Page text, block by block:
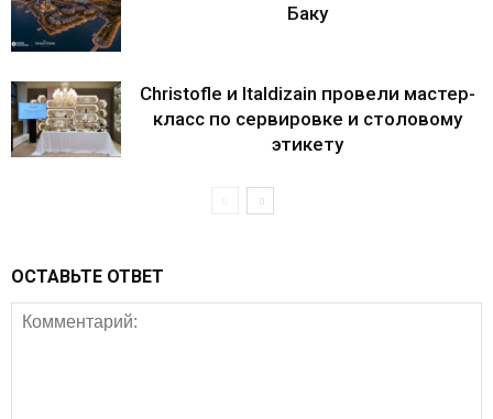
Баку
Christofle и Italdizain провели мастер-
класс по сервировке и столовому
этикету
ОСТАВЬТЕ ОТВЕТ